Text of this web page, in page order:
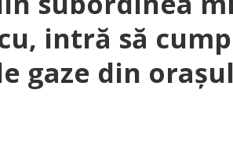
intră să
gaze din